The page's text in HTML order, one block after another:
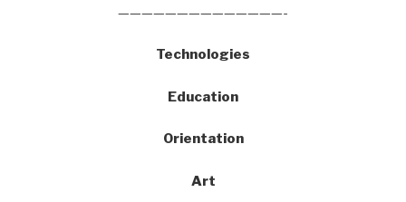
——————————————-
Technologies
Education
Orientation
Art